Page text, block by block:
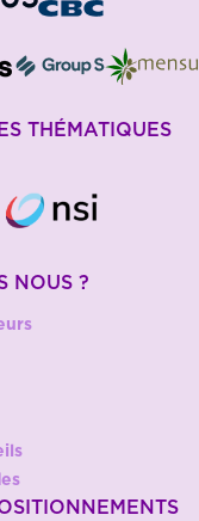
THÉMATIQUES
NOUS ?